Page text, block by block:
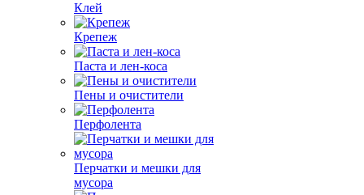
Клей
Крепеж
Паста и лен-коса
Пены и очистители
Перфолента
Перчатки и мешки для
мусора